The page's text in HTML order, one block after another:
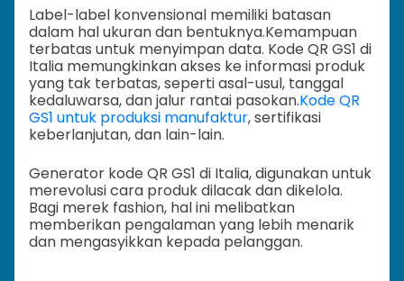
Label-label konvensional memiliki batasan
dalam hal ukuran dan bentuknya.Kemampuan
terbatas untuk menyimpan data. Kode QR GS1 di
Italia memungkinkan akses ke informasi produk
yang tak terbatas, seperti asal-usul, tanggal
kedaluwarsa, dan jalur rantai pasokan.Kode QR
GS1 untuk produksi manufaktur, sertifikasi
keberlanjutan, dan lain-lain.
Generator kode QR GS1 di Italia, digunakan untuk
merevolusi cara produk dilacak dan dikelola.
Bagi merek fashion, hal ini melibatkan
memberikan pengalaman yang lebih menarik
dan mengasyikkan kepada pelanggan.